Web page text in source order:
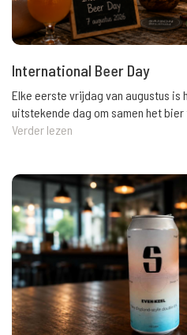
International Beer Day
Elke eerste vrijdag van augustus is
uitstekende dag om samen het bier
Verder lezen